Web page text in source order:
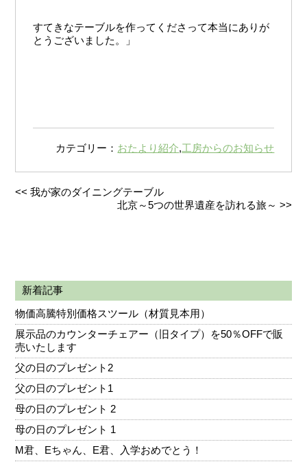
すてきなテーブルを作ってくださって本当にありが
とうございました。」
カテゴリー： おたより紹介,工房からのお知らせ
<<我が家のダイニングテーブル
北京～5つの世界遺産を訪れる旅～ >>
新着記事
物価高騰特別価格スツール（材質見本用）
展示品のカウンターチェアー（旧タイプ）を50％OFFで販
売いたします
父の日のプレゼント2
父の日のプレゼント1
母の日のプレゼント 2
母の日のプレゼント 1
M君、Eちゃん、E君、入学おめでとう！